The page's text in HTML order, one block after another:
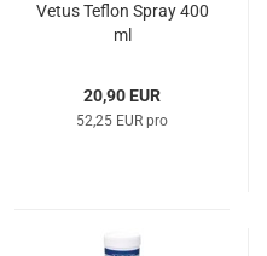
Vetus Tef­lon Spray 400
ml
20,90 EUR
52,25 EUR pro